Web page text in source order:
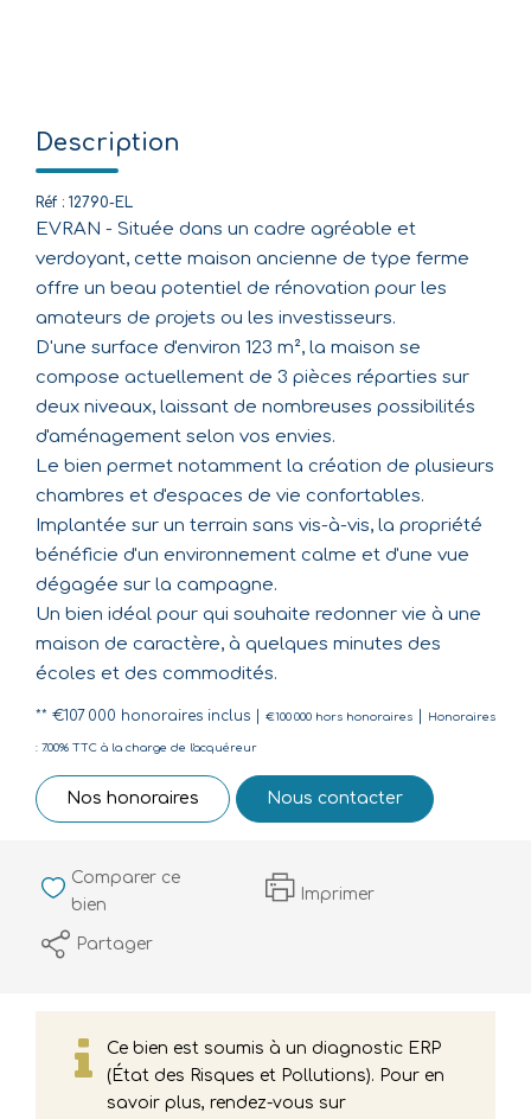
Description
Réf : 12790-EL
EVRAN - Située dans un cadre agréable et
verdoyant, cette maison ancienne de type ferme
offre un beau potentiel de rénovation pour les
amateurs de projets ou les investisseurs.
D'une surface d'environ 123 m², la maison se
compose actuellement de 3 pièces réparties sur
deux niveaux, laissant de nombreuses possibilités
d'aménagement selon vos envies.
Le bien permet notamment la création de plusieurs
chambres et d'espaces de vie confortables.
Implantée sur un terrain sans vis-à-vis, la propriété
bénéficie d'un environnement calme et d'une vue
dégagée sur la campagne.
Un bien idéal pour qui souhaite redonner vie à une
maison de caractère, à quelques minutes des
écoles et des commodités.
** €107 000 honoraires inclus | €100 000 hors honoraires | Honoraires
: 7.00% TTC à la charge de l'acquéreur
Nos honoraires Nous contacter
Comparer ce
bien
Imprimer
Partager
Ce bien est soumis à un diagnostic ERP
(État des Risques et Pollutions). Pour en
savoir plus, rendez-vous sur